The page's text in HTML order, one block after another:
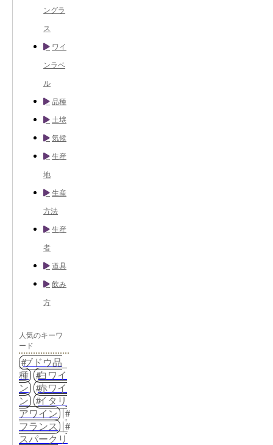
ングラ
ス
ワイ
ンラベ
ル
品種
土壌
気候
生産
地
生産
方法
生産
者
道具
飲み
方
人気のキーワ
ード
ブドウ品
種
白ワイ
ン
赤ワイ
ン
イタリ
アワイン
フランス
スパークリ